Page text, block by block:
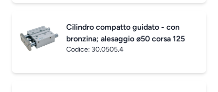
Cilindro compatto guidato - con
bronzina; alesaggio ø50 corsa 125
Codice: 30.0505.4